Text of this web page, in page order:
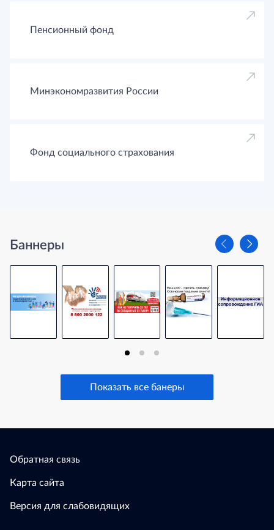
Пенсионный фонд
Минэкономразвития России
Фонд социального страхования
Баннеры
Показать все банеры
Обратная связь
Карта сайта
Версия для слабовидящих